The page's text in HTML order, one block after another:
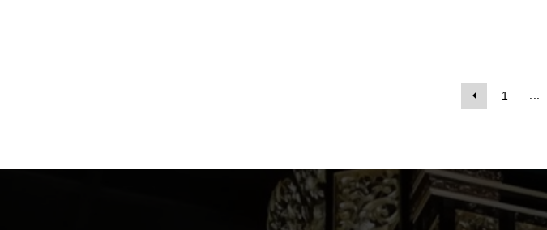
1